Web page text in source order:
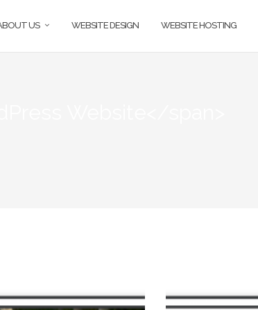
US WEBSITE DESIGN WEBSITE HOSTING